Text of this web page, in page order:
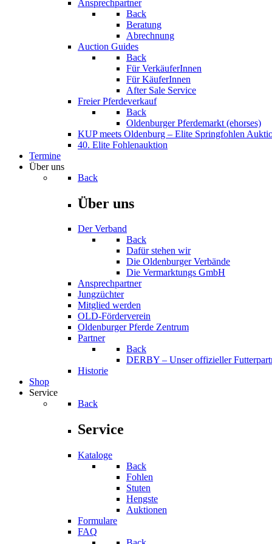
Ansprechpartner
Back
Beratung
Abrechnung
Auction Guides
Back
Für VerkäuferInnen
Für KäuferInnen
After Sale Service
Freier Pferdeverkauf
Back
Oldenburger Pferdemarkt (ehorses)
KUP meets Oldenburg – Elite Springfohlen
40. Elite Fohlenauktion
Termine
Über uns
Back
Über uns
Der Verband
Back
Dafür stehen wir
Die Oldenburger Verbände
Die Vermarktungs GmbH
Ansprechpartner
Jungzüchter
Mitglied werden
OLD-Förderverein
Oldenburger Pferde Zentrum
Partner
Back
DERBY – Unser offizieller
Historie
Shop
Service
Back
Service
Kataloge
Back
Fohlen
Stuten
Hengste
Auktionen
Formulare
FAQ